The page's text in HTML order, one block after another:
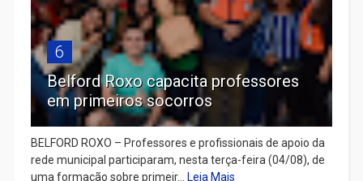
6
Belford Roxo capacita professores
em primeiros socorros
BELFORD ROXO – Professores e profissionais de apoio da
rede municipal participaram, nesta terça-feira (04/08), de
uma formação sobre primeir... Leia Mais